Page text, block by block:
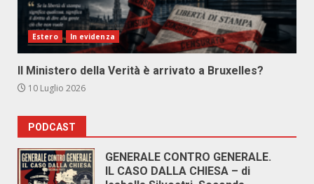
Estero In evidenza
Il Ministero della Verità è arrivato a Bruxelles?
10 Luglio 2026
PODCAST
GENERALE CONTRO GENERALE.
IL CASO DALLA CHIESA – di